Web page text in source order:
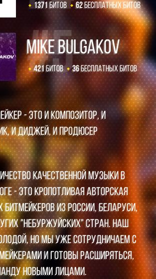
1371 Битов 62Бесплатных Битов
Mike Bulgakov
421Битов 36Бесплатных Битов
- это и композитор, и
и диджей, и продюсер
качественной музыки в
- это кропотливая авторская
из России, Беларуси,
"небуржуйских" стран. Наш
но мы уже сотрудничаем с
и готовы расширяться,
новыми лицами.